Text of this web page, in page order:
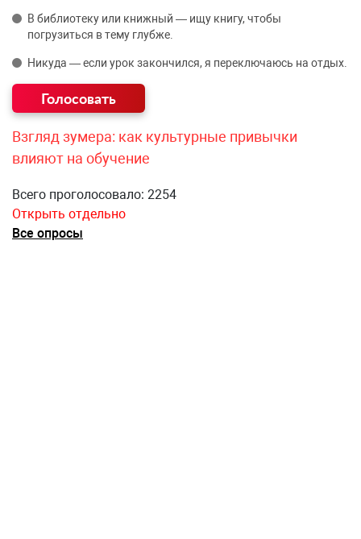
В библиотеку или книжный — ищу книгу, чтобы
погрузиться в тему глубже.
Никуда — если урок закончился, я переключаюсь на отдых.
Взгляд зумера: как культурные привычки
влияют на обучение
Всего проголосовало: 2254
Открыть отдельно
Все опросы